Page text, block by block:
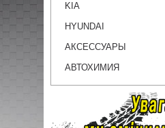
KIA
HYUNDAI
АКСЕССУАРЫ
АВТОХИМИЯ